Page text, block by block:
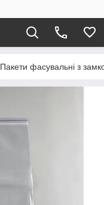
Пакети фасувальні з